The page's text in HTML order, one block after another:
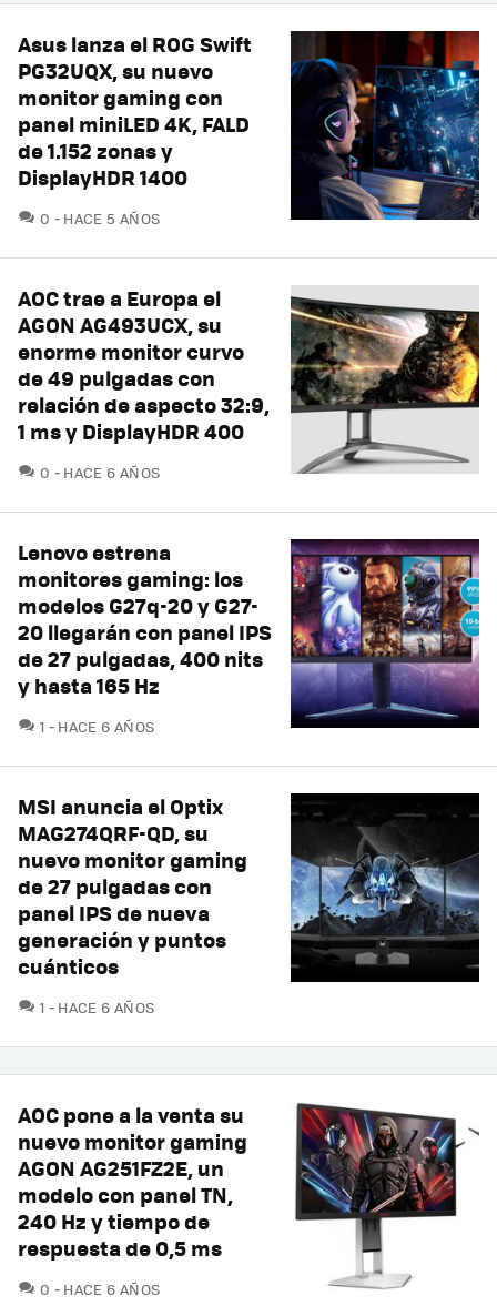
Asus lanza el ROG Swift
PG32UQX, su nuevo
monitor gaming con
panel miniLED 4K, FALD
de 1.152 zonas y
DisplayHDR 1400
0 COMENTARIOS
HACE 5 AÑOS
AOC trae a Europa el
AGON AG493UCX, su
enorme monitor curvo
de 49 pulgadas con
relación de aspecto 32:9,
1 ms y DisplayHDR 400
0 COMENTARIOS
HACE 6 AÑOS
Lenovo estrena
monitores gaming: los
modelos G27q-20 y G27-
20 llegarán con panel IPS
de 27 pulgadas, 400 nits
y hasta 165 Hz
1 COMENTARIOS
HACE 6 AÑOS
MSI anuncia el Optix
MAG274QRF-QD, su
nuevo monitor gaming
de 27 pulgadas con
panel IPS de nueva
generación y puntos
cuánticos
1 COMENTARIOS
HACE 6 AÑOS
AOC pone a la venta su
nuevo monitor gaming
AGON AG251FZ2E, un
modelo con panel TN,
240 Hz y tiempo de
respuesta de 0,5 ms
0 COMENTARIOS
HACE 6 AÑOS